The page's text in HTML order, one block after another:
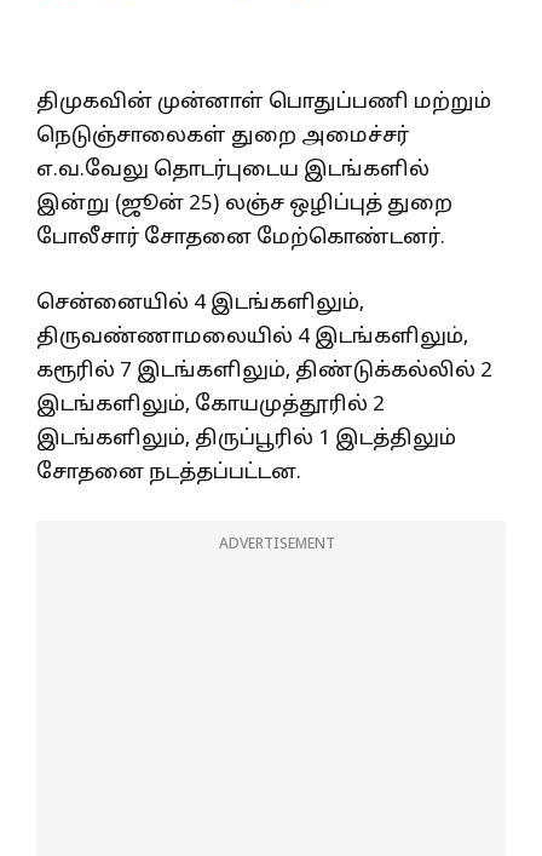
திமுகவின் முன்னாள் பொதுப்பணி மற்றும்
நெடுஞ்சாலைகள் துறை அமைச்சர்
எ.வ.வேலு தொடர்புடைய இடங்களில்
இன்று (ஜூன் 25) லஞ்ச ஒழிப்புத் துறை
போலீசார் சோதனை மேற்கொண்டனர்.
சென்னையில் 4 இடங்களிலும்,
திருவண்ணாமலையில் 4 இடங்களிலும்,
கரூரில் 7 இடங்களிலும், திண்டுக்கல்லில் 2
இடங்களிலும், கோயமுத்தூரில் 2
இடங்களிலும், திருப்பூரில் 1 இடத்திலும்
சோதனை நடத்தப்பட்டன.
ADVERTISEMENT